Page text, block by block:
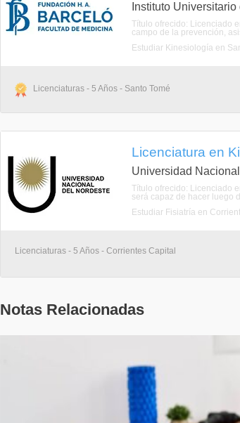
Instituto
Título ofrecido: Licenciado
campo de la prevención,
Estudiar Kinesiología en
Licenciaturas - 5 Años - Santo Tomé
Licenciatura en
Universidad
Título ofrecido: Licenciado
será capaz de hacer luego
Estudiar Fisiatría en
Licenciaturas - 5 Años - Corrientes Capital
Notas Relacionadas